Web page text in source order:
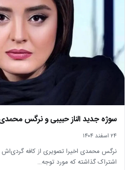
سوژه جدید الناز حبیبی و نرگس
۲۴ اسفند ۱۴۰۴
نرگس محمدی اخیرا تصویری از کافه گردی‌اش با
اشتراک گذاشته که مورد توجه…